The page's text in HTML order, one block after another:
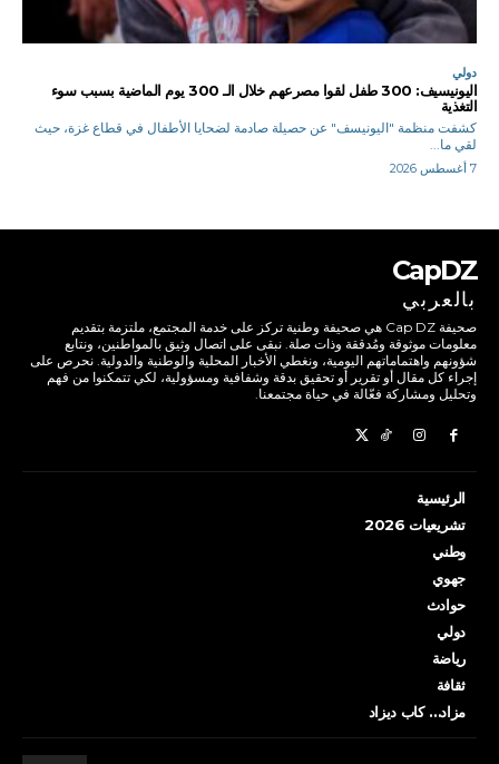
دولي
اليونيسيف: 300 طفل لقوا مصرعهم خلال الـ 300 يوم الماضية بسبب سوء
التغذية
كشفت منظمة "اليونيسف" عن حصيلة صادمة لضحايا الأطفال في قطاع غزة، حيث
لقي ما...
7 أغسطس 2026
CapDZ
بالعربي
صحيفة Cap DZ هي صحيفة وطنية تركز على خدمة المجتمع، ملتزمة بتقديم
معلومات موثوقة ومُدققة وذات صلة. نبقى على اتصال وثيق بالمواطنين، ونتابع
شؤونهم واهتماماتهم اليومية، ونغطي الأخبار المحلية والوطنية والدولية. نحرص على
إجراء كل مقال أو تقرير أو تحقيق بدقة وشفافية ومسؤولية، لكي تتمكنوا من فهم
وتحليل ومشاركة فعّالة في حياة مجتمعنا.
الرئيسية
تشريعيات 2026
وطني
جهوي
حوادث
دولي
رياضة
ثقافة
مزاد… كاب ديزاد